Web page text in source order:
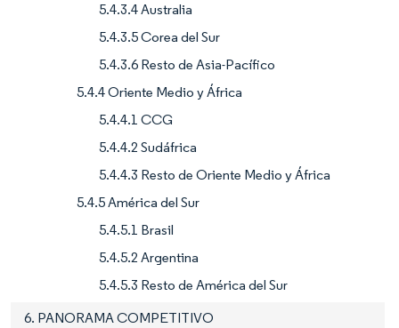
5.4.3.4 Australia
5.4.3.5 Corea del Sur
5.4.3.6 Resto de Asia-Pacífico
5.4.4 Oriente Medio y África
5.4.4.1 CCG
5.4.4.2 Sudáfrica
5.4.4.3 Resto de Oriente Medio y África
5.4.5 América del Sur
5.4.5.1 Brasil
5.4.5.2 Argentina
5.4.5.3 Resto de América del Sur
6. PANORAMA COMPETITIVO